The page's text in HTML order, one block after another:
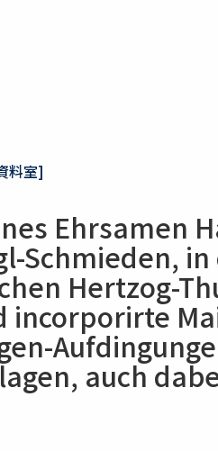
料室]
Ehrsamen
Schmieden,
Hertzog-
auch